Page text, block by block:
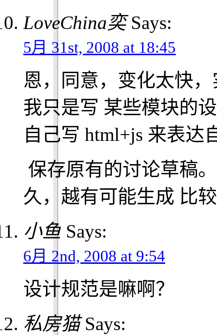
LoveChina奕Says:
5月 31st, 2008 at 18:45
恩，同意，变化太快
我只是写 某些模块的
自己写 html+js 来表达
保存原有的讨论草稿
久，越有可能生成 比
小鱼 Says:
6月 2nd, 2008 at 9:54
设计规范是嘛啊？
私房猫Says: